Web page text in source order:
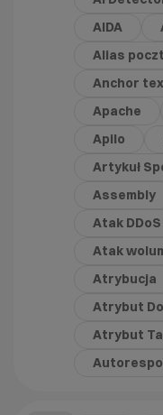
AIDA
Alias
Anchor
Apache
Apilo
Artykuł
Assembly
Atak DDoS
Atak
Atrybucja
Atrybut
Atrybut